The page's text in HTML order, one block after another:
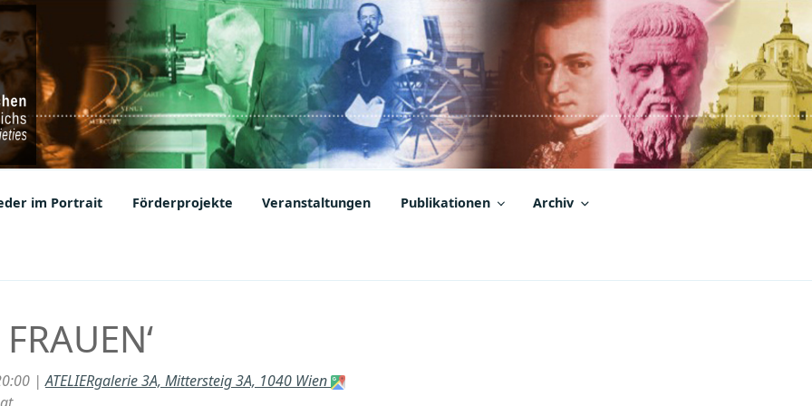
Societies
im Portrait Förderprojekte Veranstaltungen Publikationen Archiv
|ATELIERgalerie 3A, Mittersteig 3A, 1040 Wien